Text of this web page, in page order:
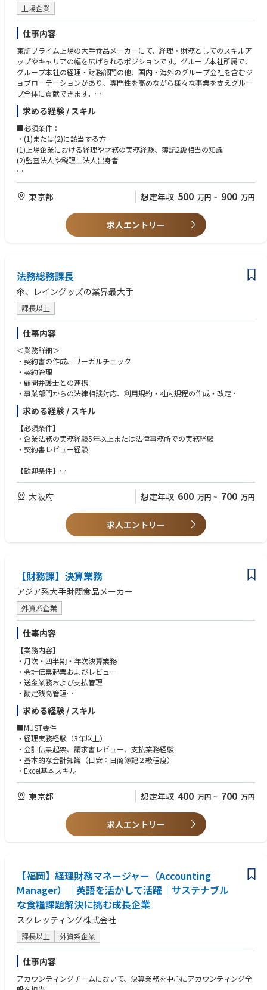
上場企業
仕事内容
東証プライム上場の大手食品メーカーにて、経理・財務としてのスキルア
ップやキャリアの幅を広げられるポジションです。グループ本社所属で、
グループ本社の経理・財務部門の他、国内・海外のグループ会社を含むジ
ョブローテーションがあり、専門性を高めながら様々な事業を支えグルー
プ全体に貢献できます。
経理・財務部門はキャリア採用も多く活躍できる環境です。
【想定される配属先・担当業務】
■グループ本社 の以下の部署
・経理部（連結決算・開示関係、グループ全体の業績管理、グループ税務
（国内・国際）、単体決算（制度決算/月次決算/予算/業績予想）・税務業
務）
・国際経理財務室（海外子会社への経理・財務面での指導、支援、業務改
善提案）
・国内グループ会社での経理・財務・税務に関する業務、事業支援
・経験・知識に応じて、プロジェクト推進（M＆Aや組織再編などの経理・
財務面での支援） など
地法人含む）の管理部門、経営企画部門、監査部門等
求める経験 / スキル
■必須条件：
・(1)または(2)に該当する方
(1)上場企業における経理や財務の実務経験、簿記2級相当の知識
(2)監査法人や税理士法人出身者
■歓迎条件：上場メーカーにおける決算・税務・財務業務の経験（3年以
上）、海外への興味がある方
東京都 想定年収 500 万円 ~ 900 万円
求人エントリー
法務総務課長
傘、レイングッズの業界最大手
課長以上
仕事内容
＜業務詳細＞
・契約書の作成、リーガルチェック
・契約管理
・顧問弁護士との連携
・事業部門からの法律相談対応、利用規約・社内規程の作成・改定
・コンプライアンス体制整備や法務研修企画・実施
・商標や意匠権など知的財産の管理・運用（知財の実務は別部門が担当）
・株主総会、取締役会の運営サポートなどコーポレート法務全般
・労務管理
・社内規定の整備
求める経験 / スキル
【必須条件】
・企業法務の実務経験5年以上または法律事務所での実務経験
・契約書レビュー経験
【歓迎条件】
・メーカー、小売、EC業界経験
・知財関連業務経験
・株主総会、会社法関連業務経験
・景品表示法、個人情報保護法対応経験
【求める人物像】
・コミュニケーション能力に長けた方
大阪府 想定年収 600 万円 ~ 700 万円
求人エントリー
【財務課】決算業務
アジア系大手財閥食品メーカー
外資系企業
仕事内容
【業務内容】
・月次・四半期・年次決算業務
・会計伝票起票およびレビュー
・送金業務および支払管理
・勘定残高管理
・各種資料作成
・他部署との調整および問い合わせ対応
求める経験 / スキル
■MUST要件
・経理実務経験（3年以上）
・会計伝票起票、請求書レビュー、支払業務経験
・基本的な会計知識（目安：日商簿記２級程度）
・Excel基本スキル
東京都 想定年収 400 万円 ~ 700 万円
求人エントリー
【福岡】経理財務マネージャー（Accounting
Manager）｜英語を活かして活躍｜サステナブル
な食糧課題解決に挑む成長企業
スクレッティング株式会社
課長以上 外資系企業
仕事内容
アカウンティングチームにおいて、決算業務を中心にアカウンティング全